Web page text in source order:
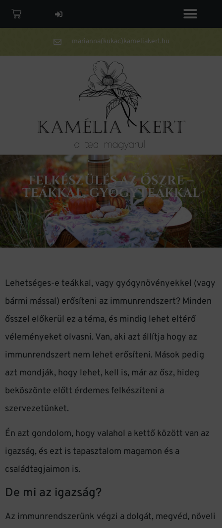
marianna(kukac)kameliakert.hu
FELKÉSZÜLÉS AZ ŐSZRE –
TEÁKKAL, GYÓGYTEÁKKAL
Lehetséges-e teákkal, vagy gyógynövényekkel (vagy
bármi mással) erősíteni az immunrendszert? Minden
ősszel előkerül ez a téma, és mindig lehet eltérő
véleményeket olvasni. Van, aki azt állítja hogy az
immunrendszert nem lehet erősíteni. Mások pedig
azt mondják, hogy lehet, kell is, már az ősz, hideg
beköszönte előtt érdemes felkészíteni a
szervezetünket.
Én azt gondolom, hogy valahol a kettő között van az
igazság, és ezt is tapasztalom magamon és a
családtagjaimon is.
De mi az igazság?
Az immunrendszerünk végzi a dolgát, megvéd, növeli